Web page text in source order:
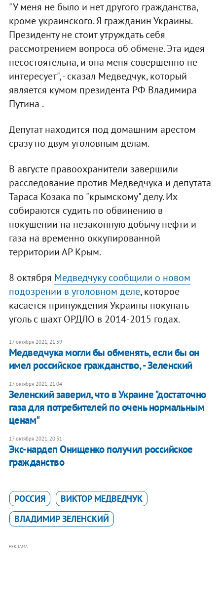
"У меня не было и нет другого гражданства,
кроме украинского. Я гражданин Украины.
Президенту не стоит утруждать себя
рассмотрением вопроса об обмене. Эта идея
несостоятельна, и она меня совершенно не
интересует", - сказал Медведчук, который
является кумом президента РФ Владимира
Путина .
Депутат находится под домашним арестом
сразу по двум уголовным делам.
В августе правоохранители завершили
расследование против Медведчука и депутата
Тараса Козака по "крымскому" делу. Их
собираются судить по обвинению в
покушении на незаконную добычу нефти и
газа на временно оккупированной
территории АР Крым.
8 октября Медведчуку сообщили о новом
подозрении в уголовном деле, которое
касается принуждения Украины покупать
уголь с шахт ОРДЛО в 2014-2015 годах.
17 октября 2021, 21:39
Медведчука могли бы обменять, если бы он
имел российское гражданство, - Зеленский
17 октября 2021, 21:04
Зеленский заверил, что в Украине "достаточно
газа для потребителей по очень нормальным
ценам"
17 октября 2021, 20:31
Экс-нардеп Онищенко получил российское
гражданство
РОССИЯ
ВИКТОР МЕДВЕДЧУК
ВЛАДИМИР ЗЕЛЕНСКИЙ
РЕКЛАМА